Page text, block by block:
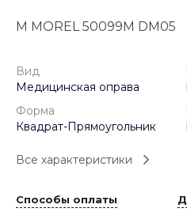
M MOREL 50099M DM05
Вид
Медицинская оправа
Форма
Квадрат-Прямоугольник
Все характеристики
Способы оплаты